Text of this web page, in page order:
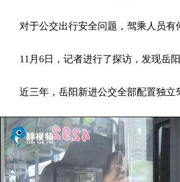
对于公交出行安全问题，驾乘人员有
11月6日，记者进行了探访，发现岳
近三年，岳阳新进公交全部配置独立